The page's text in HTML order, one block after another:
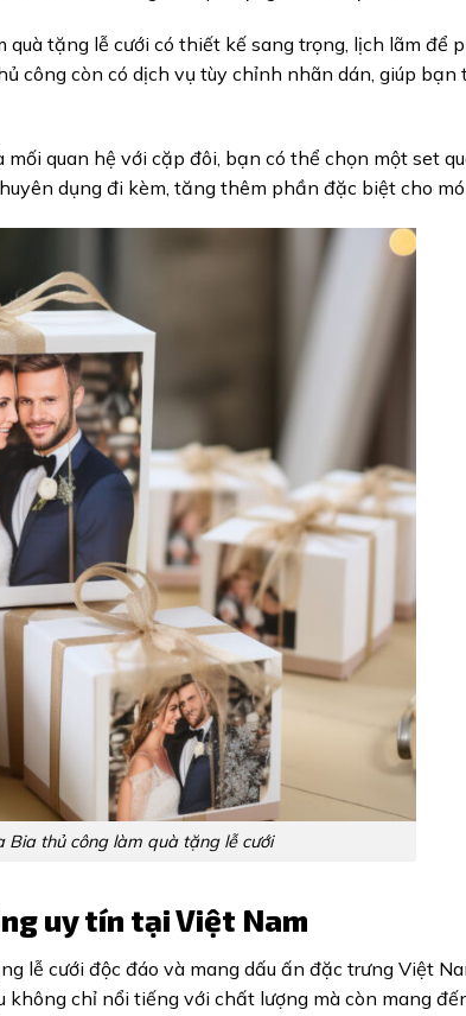
quà tặng lễ cưới có thiết kế sang trọng, lịch lãm để
công còn có dịch vụ tùy chỉnh nhãn dán, giúp bạn
mối quan hệ với cặp đôi, bạn có thể chọn một set
dụng đi kèm, tăng thêm phần đặc biệt cho
Bia thủ công làm quà tặng lễ cưới
uy tín tại Việt Nam
lễ cưới độc đáo và mang dấu ấn đặc trưng Việt
chỉ nổi tiếng với chất lượng mà còn mang